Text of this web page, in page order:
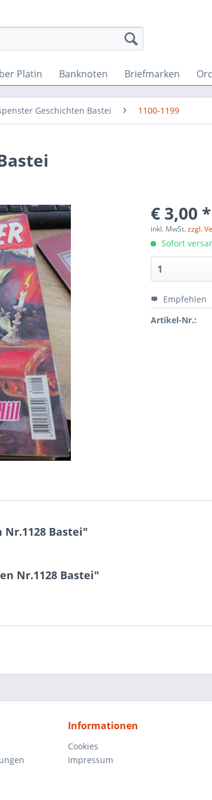
Platin Banknoten Briefmarken
Geschichten Bastei 1100-1199
€ 3,00 *
inkl. MwSt.zzgl.
Sofort
Empfehlen
Artikel-Nr.:
Bastei"
Nr.1128 Bastei"
Informationen
Cookies
Impressum